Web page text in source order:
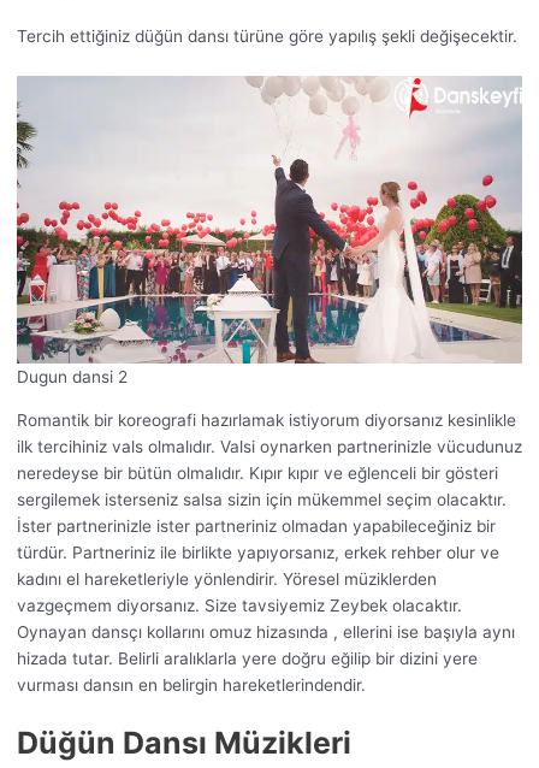
Tercih ettiğiniz düğün dansı türüne göre yapılış şekli değişecektir.
Dugun dansi 2
Romantik bir koreografi hazırlamak istiyorum diyorsanız kesinlikle
ilk tercihiniz vals olmalıdır. Valsi oynarken partnerinizle vücudunuz
neredeyse bir bütün olmalıdır. Kıpır kıpır ve eğlenceli bir gösteri
sergilemek isterseniz salsa sizin için mükemmel seçim olacaktır.
İster partnerinizle ister partneriniz olmadan yapabileceğiniz bir
türdür. Partneriniz ile birlikte yapıyorsanız, erkek rehber olur ve
kadını el hareketleriyle yönlendirir. Yöresel müziklerden
vazgeçmem diyorsanız. Size tavsiyemiz Zeybek olacaktır.
Oynayan dansçı kollarını omuz hizasında , ellerini ise başıyla aynı
hizada tutar. Belirli aralıklarla yere doğru eğilip bir dizini yere
vurması dansın en belirgin hareketlerindendir.
Düğün Dansı Müzikleri